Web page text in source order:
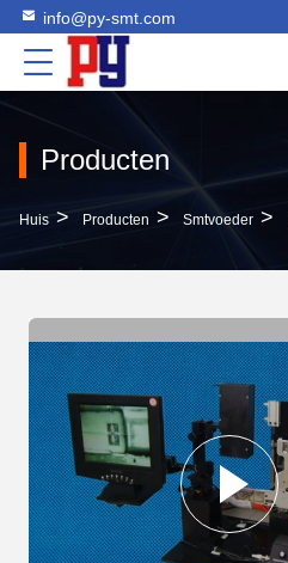
info@py-smt.com
Producten
Huis > Producten > Smtvoeder >